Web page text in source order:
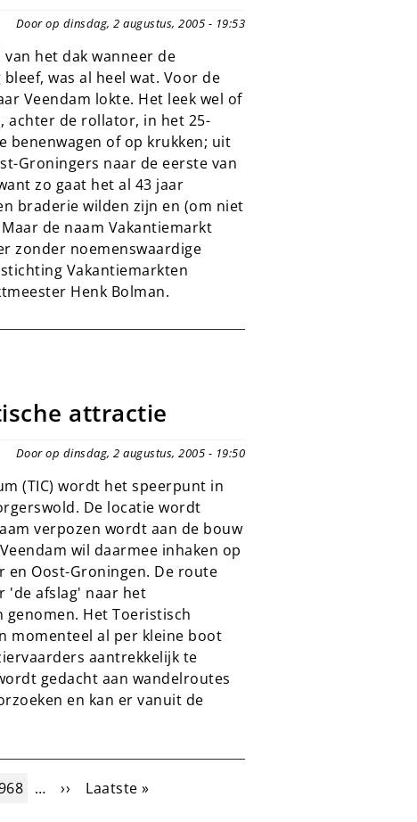
Door op dinsdag, 2 augustus, 2005 - 19:53
het dak wanneer de
was al heel wat. Voor de
Veendam lokte. Het leek wel of
achter de rollator, in het 25-
of op krukken; uit
Groningers naar de eerste van
zo gaat het al 43 jaar
braderie wilden zijn en (om niet
de naam Vakantiemarkt
zonder noemenswaardige
Vakantiemarkten
Henk Bolman.
attractie
Door op dinsdag, 2 augustus, 2005 - 19:50
(TIC) wordt het speerpunt in
De locatie wordt
verpozen wordt aan de bouw
wil daarmee inhaken op
Oost-Groningen. De route
'de afslag' naar het
Het Toeristisch
momenteel al per kleine boot
aantrekkelijk te
gedacht aan wandelroutes
en kan er vanuit de
… Volgende pagina
›› Laatste pagina
Laatste »